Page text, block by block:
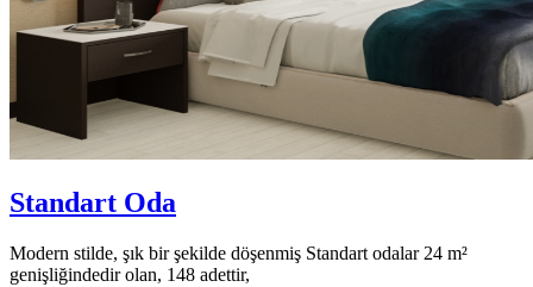
Standart Oda
Modern stilde, şık bir şekilde döşenmiş Standart odalar 24 m²
genişliğindedir olan, 148 adettir,